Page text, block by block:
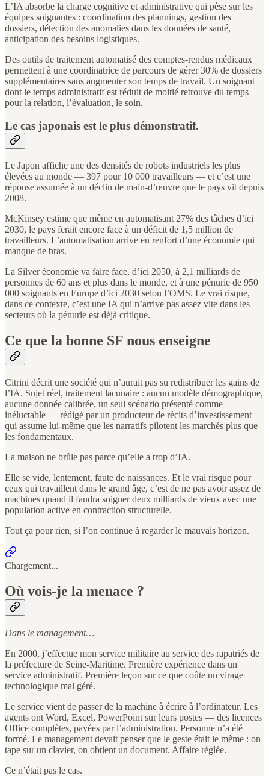
L’IA absorbe la charge cognitive et administrative qui pèse sur les
équipes soignantes : coordination des plannings, gestion des
dossiers, détection des anomalies dans les données de santé,
anticipation des besoins logistiques.
Des outils de traitement automatisé des comptes-rendus médicaux
permettent à une coordinatrice de parcours de gérer 30% de dossiers
supplémentaires sans augmenter son temps de travail. Un soignant
dont le temps administratif est réduit de moitié retrouve du temps
pour la relation, l’évaluation, le soin.
Le cas japonais est le plus démonstratif.
Le Japon affiche une des densités de robots industriels les plus
élevées au monde — 397 pour 10 000 travailleurs — et c’est une
réponse assumée à un déclin de main-d’œuvre que le pays vit depuis
2008.
McKinsey estime que même en automatisant 27% des tâches d’ici
2030, le pays ferait encore face à un déficit de 1,5 million de
travailleurs. L’automatisation arrive en renfort d’une économie qui
manque de bras.
La Silver économie va faire face, d’ici 2050, à 2,1 milliards de
personnes de 60 ans et plus dans le monde, et à une pénurie de 950
000 soignants en Europe d’ici 2030 selon l’OMS. Le vrai risque,
dans ce contexte, c’est une IA qui n’arrive pas assez vite dans les
secteurs où la pénurie est déjà critique.
Ce que la bonne SF nous enseigne
Citrini décrit une société qui n’aurait pas su redistribuer les gains de
l’IA. Sujet réel, traitement lacunaire : aucun modèle démographique,
aucune donnée calibrée, un seul scénario présenté comme
inéluctable — rédigé par un producteur de récits d’investissement
qui assume lui-même que les narratifs pilotent les marchés plus que
les fondamentaux.
La maison ne brûle pas parce qu’elle a trop d’IA.
Elle se vide, lentement, faute de naissances. Et le vrai risque pour
ceux qui travaillent dans le grand âge, c’est de ne pas avoir assez de
machines quand il faudra soigner deux milliards de vieux avec une
population active en contraction structurelle.
Tout ça pour rien, si l’on continue à regarder le mauvais horizon.
Chargement...
Où vois-je la menace ?
Dans le management…
En 2000, j’effectue mon service militaire au service des rapatriés de
la préfecture de Seine-Maritime. Première expérience dans un
service administratif. Première leçon sur ce que coûte un virage
technologique mal géré.
Le service vient de passer de la machine à écrire à l’ordinateur. Les
agents ont Word, Excel, PowerPoint sur leurs postes — des licences
Office complètes, payées par l’administration. Personne n’a été
formé. Le management devait penser que le geste était le même : on
tape sur un clavier, on obtient un document. Affaire réglée.
Ce n’était pas le cas.